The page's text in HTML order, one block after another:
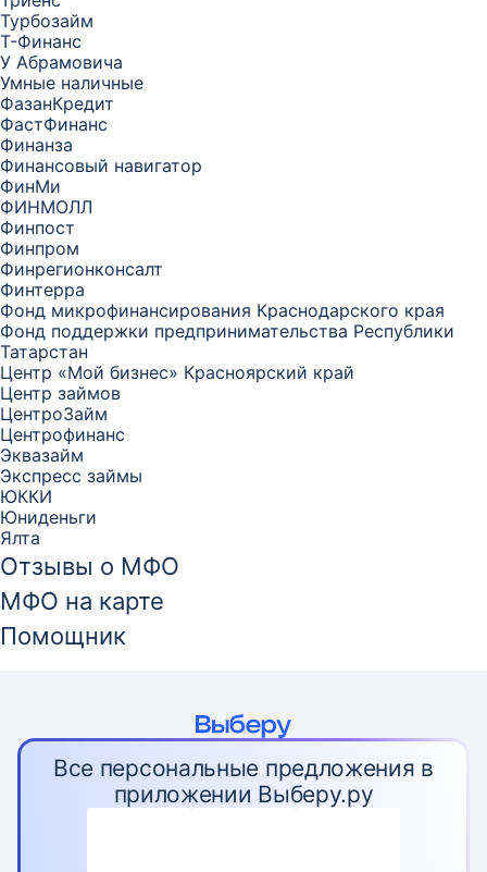
Турбозайм
Т-Финанс
У Абрамовича
Умные наличные
ФазанКредит
ФастФинанс
Финанза
Финансовый навигатор
ФинМи
ФИНМОЛЛ
Финпост
Финпром
Финрегионконсалт
Финтерра
Фонд микрофинансирования Краснодарского края
Фонд поддержки предпринимательства Республики
Татарстан
Центр «Мой бизнес» Красноярский край
Центр займов
ЦентроЗайм
Центрофинанс
Эквазайм
Экспресс займы
ЮККИ
Юниденьги
Ялта
Отзывы о МФО
МФО на карте
Помощник
Все персональные предложения в
приложении Выберу.ру